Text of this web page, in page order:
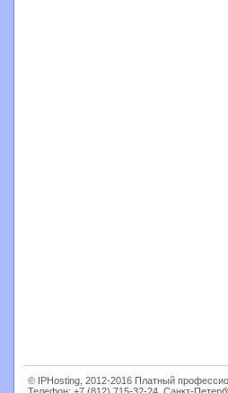
© IPHosting, 2012-2016 Платный